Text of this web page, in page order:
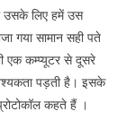
उसके लिए हमें उस
गया सामान सही पते
एक कम्प्यूटर से दूसरे
पड़ती है। इसके
कहते हैं ।